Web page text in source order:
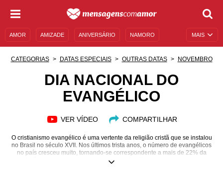
MAIS
AMOR AMIZADE ANIVERSÁRIO NAMORO
MENSAGENS E FRASES MENSAGENS DE ANIVERSÁRIO
CATEGORIAS DATAS ESPECIAIS OUTRAS DATAS NOVEMBRO
DIA NACIONAL DO
EVANGÉLICO
VER VÍDEO COMPARTILHAR
O cristianismo evangélico é uma vertente da religião cristã que se instalou
no Brasil no século XVII. Nos últimos trista anos, o número de evangélicos
no país cresceu muito, tornando-se correspondente a mais de 22% da
população brasileira. Agora, os seguidores do Evangelicanismo possuem